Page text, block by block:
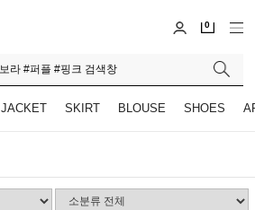
0
JACKET SKIRT BLOUSE SHOES